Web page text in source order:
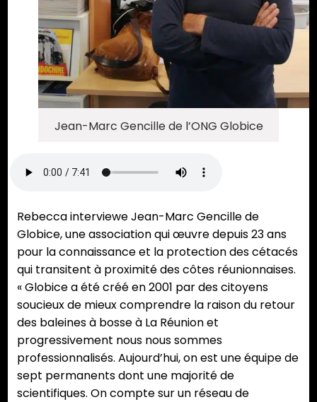
Jean-Marc Gencille de l’ONG Globice
Rebecca interviewe Jean-Marc Gencille de
Globice, une association qui œuvre depuis 23 ans
pour la connaissance et la protection des cétacés
qui transitent à proximité des côtes réunionnaises.
« Globice a été créé en 2001 par des citoyens
soucieux de mieux comprendre la raison du retour
des baleines à bosse à La Réunion et
progressivement nous nous sommes
professionnalisés. Aujourd’hui, on est une équipe de
sept permanents dont une majorité de
scientifiques. On compte sur un réseau de